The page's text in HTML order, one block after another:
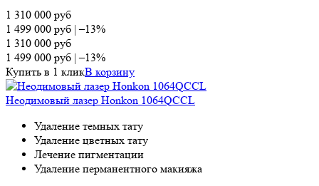
1 310 000 руб
1 499 000 руб |–13%
1 310 000 руб
1 499 000 руб |–13%
Купить в 1 кликВ корзину
Неодимовый лазер Honkon 1064QCCL
Удаление темных тату
Удаление цветных тату
Лечение пигментации
Удаление перманентного макияжа